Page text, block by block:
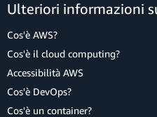
Ulteriori informazioni
Cos'è AWS?
Cos'è il cloud computing?
Accessibilità AWS
Cos'è DevOps?
Cos'è un container?